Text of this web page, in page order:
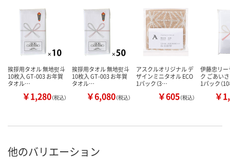
挨拶用タオル 無地熨斗
10枚入 GT-003 お年賀
タオル…
￥1,280（税込）
挨拶用タオル 無地熨斗
10枚入 GT-003 お年賀
タオル…
￥6,080（税込）
アスクルオリジナル デ
ザインミニタオル ECO
1パック（3…
￥605（税込）
伊藤忠リ
ク ごあい
1パック（
￥
他のバリエーション